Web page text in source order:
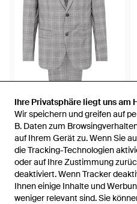
Ihre Privatsphäre liegt uns am
Wir speichern und greifen auf
B. Daten zum
auf Ihrem Gerät zu. Wenn Sie
die Tracking-Technologien
oder auf Ihre Zustimmung
deaktiviert. Wenn Tracker
Ihnen einige Inhalte und
weniger relevant sind. Sie
Ihre Privatsphäre liegt uns am
Wir speichern und greifen auf
B. Daten zum
auf Ihrem Gerät zu. Wenn Sie
die Tracking-Technologien
oder auf Ihre Zustimmung
deaktiviert. Wenn Tracker
Ihnen einige Inhalte und
weniger relevant sind. Sie
2.100 €2.085 €
ZEGNA
Karierter Anzug - Grau
VonFARFETCH
SALE